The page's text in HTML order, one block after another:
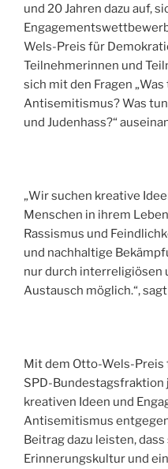
und 20 Jahren dazu auf,
Wels-Preis für
Teilnehmerinnen und
sich mit den Fragen
Antisemitismus? Was
und Judenhass?“
„Wir suchen kreative
Menschen in ihrem
Rassismus und
und nachhaltige
nur durch interreligiösen
Austausch möglich.“,
Mit dem Otto-Wels-
SPD-
kreativen Ideen und
Antisemitismus
Beitrag dazu leisten,
Erinnerungskultur und